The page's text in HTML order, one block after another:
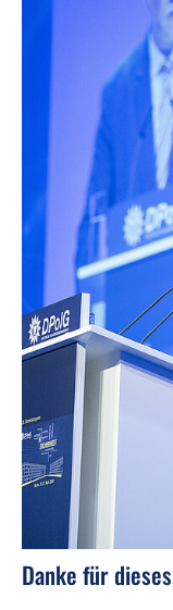
Danke für